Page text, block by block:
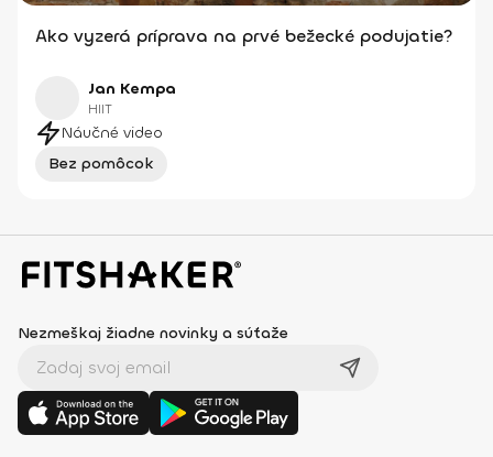
Ako vyzerá príprava na prvé bežecké podujatie?
Jan Kempa
HIIT
Náučné video
Bez pomôcok
Nezmeškaj žiadne novinky a súťaže